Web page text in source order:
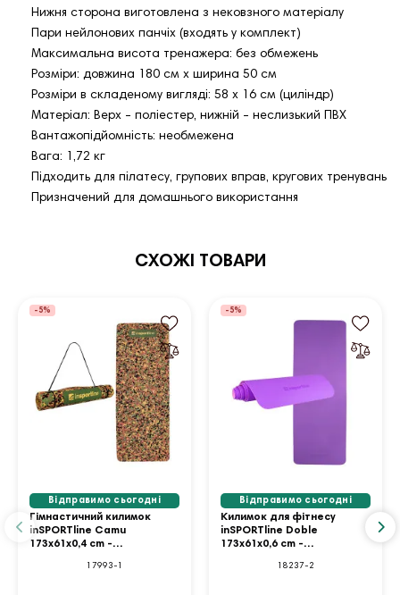
Нижня сторона виготовлена ​​з нековзного матеріалу
Пари нейлонових панчіх (входять у комплект)
Максимальна висота тренажера: без обмежень
Розміри: довжина 180 см х ширина 50 см
Розміри в складеному вигляді: 58 x 16 см (циліндр)
Матеріал: Верх - поліестер, нижній - неслизький ПВХ
Вантажопідйомність: необмежена
Вага: 1,72 кг
Підходить для пілатесу, групових вправ, кругових тренувань
Призначений для домашнього використання
СХОЖІ ТОВАРИ
-5%
Відправимо сьогодні
Гімнастичний килимок
inSPORTline Camu
173x61x0,4 cm -
17993-1
-5%
Відправимо сьогодні
Килимок для фітнесу
inSPORTline Doble
173x61x0,6 cm -
18237-2